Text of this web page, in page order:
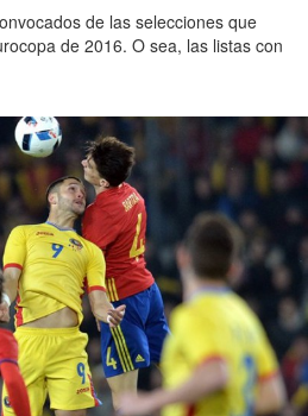
de las selecciones que
de 2016. O sea, las listas con